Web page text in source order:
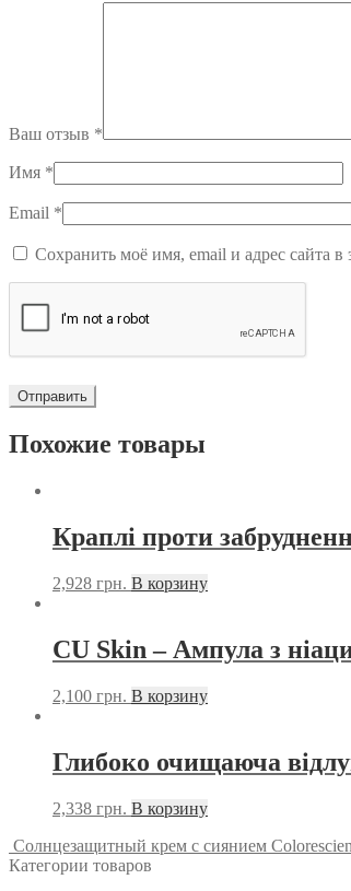
Ваш отзыв *
Имя *
Email *
Сохранить моё имя, email и адрес сайта
Похожие товары
Краплі проти
2,928 грн. В корзину
CU Skin – Ампула з
2,100 грн. В корзину
Глибоко очищаюча
2,338 грн. В корзину
Солнцезащитный крем с сиянием
Категории товаров